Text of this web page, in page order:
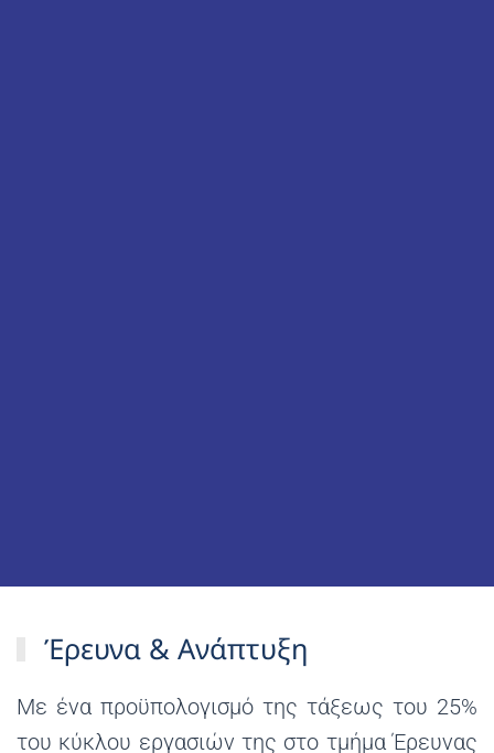
Έρευνα & Ανάπτυξη
Με ένα προϋπολογισμό της τάξεως του 25%
του κύκλου εργασιών της στο τμήμα Έρευνας